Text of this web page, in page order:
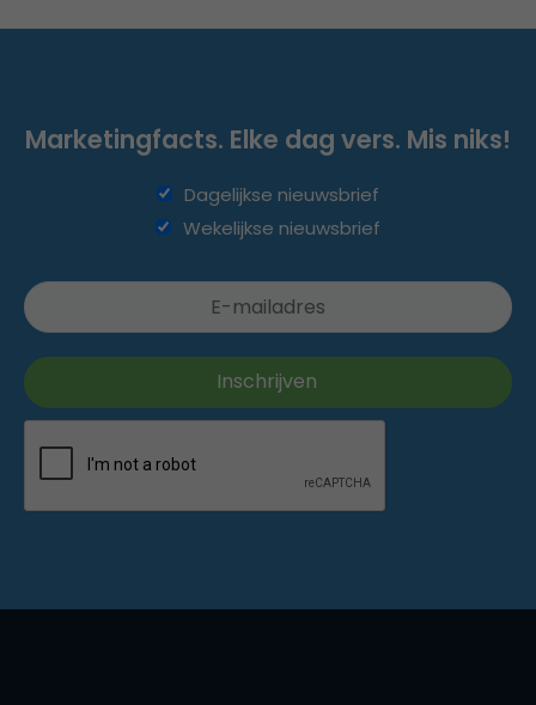
Marketingfacts. Elke dag vers. Mis niks!
Dagelijkse nieuwsbrief
Wekelijkse nieuwsbrief